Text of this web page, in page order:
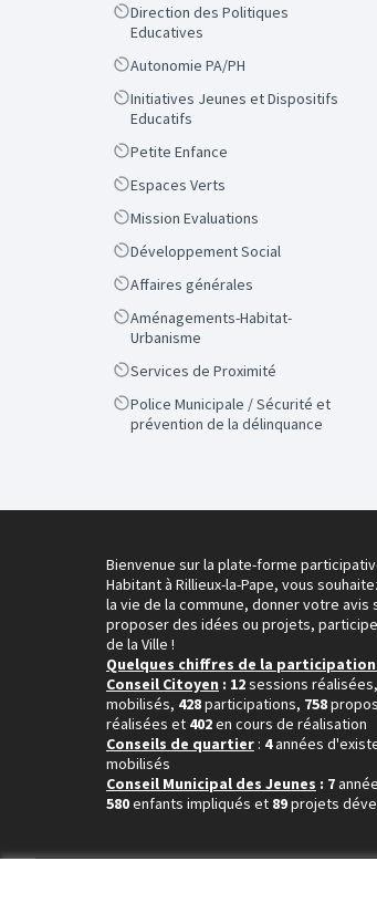
Scope
Direction des Politiques
Educatives
ScopeAutonomie PA/PH
Scope
Initiatives Jeunes et Dispositifs
Educatifs
ScopePetite Enfance
ScopeEspaces Verts
ScopeMission Evaluations
ScopeDéveloppement Social
ScopeAffaires générales
Scope
Aménagements-Habitat-
Urbanisme
ScopeServices de Proximité
Scope
Police Municipale / Sécurité et
prévention de la délinquance
Bienvenue sur la plate-forme
Habitant à Rillieux-la-Pape, vous
la vie de la commune, donner votre
proposer des idées ou projets,
de la Ville !
Quelques chiffres de la
Conseil Citoyen : 12sessions réalisées,
mobilisés, 428participations, 758
réalisées et 402en cours de réalisation
Conseils de quartier : 4années
mobilisés
Conseil Municipal des Jeunes : 7
580enfants impliqués et 89projets